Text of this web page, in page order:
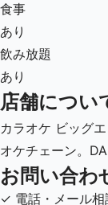
食事
あり
飲み放題
あり
店舗につい
カラオケ ビッグ
オケチェーン。
お問い合わ
✓ 電話・メール